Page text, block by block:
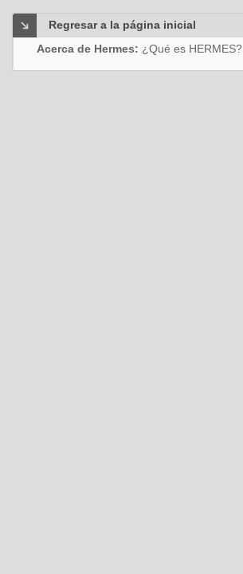
Regresar a la página inicial
Acerca de Hermes: ¿Qué es HERMES?